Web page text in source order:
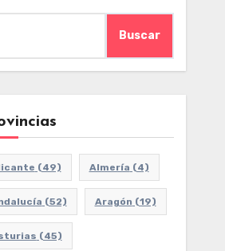
Buscar
(49) Almería (4)
(52) Aragón (19)
(45)